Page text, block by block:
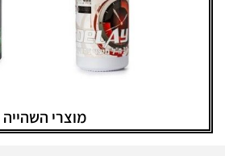
מוצרי השהייה